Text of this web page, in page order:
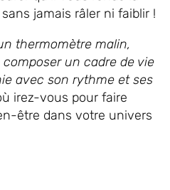
jamais râler ni faiblir !
thermomètre malin,
composer un cadre de vie
avec son rythme et ses
irez-vous pour faire
être dans votre univers